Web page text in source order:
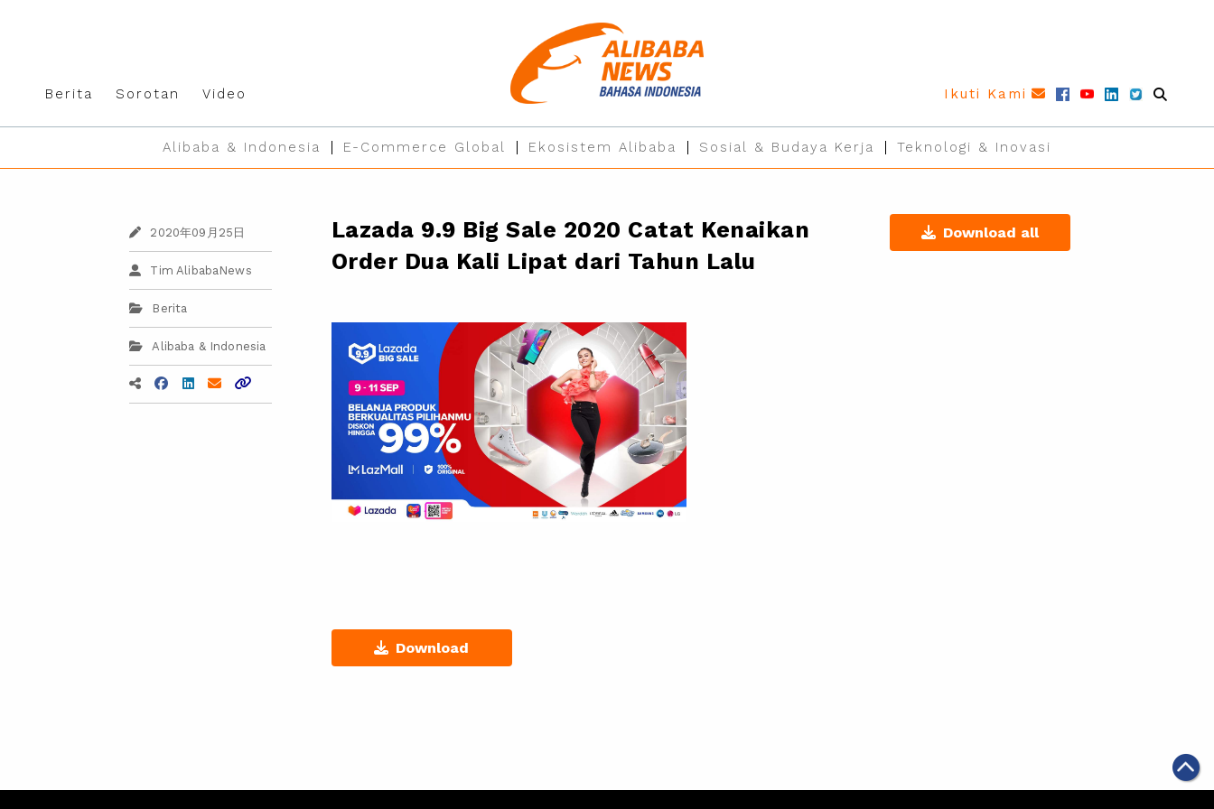
Berita Sorotan Video Ikuti Kami
Alibaba & Indonesia E-Commerce Global Ekosistem Alibaba Sosial & Budaya Kerja Teknologi & Inovasi
2020年09月25日
Tim AlibabaNews
Berita
Alibaba & Indonesia
Lazada 9.9 Big Sale 2020 Catat Kenaikan
Order Dua Kali Lipat dari Tahun Lalu
Download all
Download